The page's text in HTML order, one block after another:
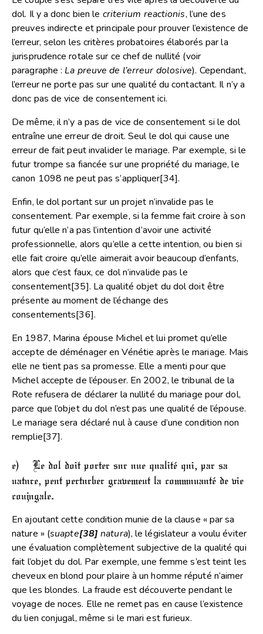
dol. Il y a donc bien le criterium reactionis, l’une des
preuves indirecte et principale pour prouver l’existence de
l’erreur, selon les critères probatoires élaborés par la
jurisprudence rotale sur ce chef de nullité (voir
paragraphe : La preuve de l’erreur dolosive). Cependant,
l’erreur ne porte pas sur une qualité du contactant. Il n’y a
donc pas de vice de consentement ici.
De même, il n’y a pas de vice de consentement si le dol
entraîne une erreur de droit. Seul le dol qui cause une
erreur de fait peut invalider le mariage. Par exemple, si le
futur trompe sa fiancée sur une propriété du mariage, le
canon 1098 ne peut pas s’appliquer[34].
Enfin, le dol portant sur un projet n’invalide pas le
consentement. Par exemple, si la femme fait croire à son
futur qu’elle n’a pas l’intention d’avoir une activité
professionnelle, alors qu’elle a cette intention, ou bien si
elle fait croire qu’elle aimerait avoir beaucoup d’enfants,
alors que c’est faux, ce dol n’invalide pas le
consentement[35]. La qualité objet du dol doit être
présente au moment de l’échange des
consentements[36].
En 1987, Marina épouse Michel et lui promet qu’elle
accepte de déménager en Vénétie après le mariage. Mais
elle ne tient pas sa promesse. Elle a menti pour que
Michel accepte de l’épouser. En 2002, le tribunal de la
Rote refusera de déclarer la nullité du mariage pour dol,
parce que l’objet du dol n’est pas une qualité de l’épouse.
Le mariage sera déclaré nul à cause d’une condition non
remplie[37].
e) Le dol doit porter sur une qualité qui, par sa
nature, peut perturber gravement la communauté de vie
conjugale.
En ajoutant cette condition munie de la clause « par sa
nature » (suapte[38] natura), le législateur a voulu éviter
une évaluation complètement subjective de la qualité qui
fait l’objet du dol. Par exemple, une femme s’est teint les
cheveux en blond pour plaire à un homme réputé n’aimer
que les blondes. La fraude est découverte pendant le
voyage de noces. Elle ne remet pas en cause l’existence
du lien conjugal, même si le mari est furieux.